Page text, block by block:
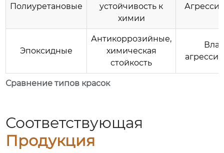
Сравнение типов красок
Полиуретановые
устойчивость к
химии
Эпоксидные
Антикоррозийные,
химическая
стойкость
Соответствующая
Продукция